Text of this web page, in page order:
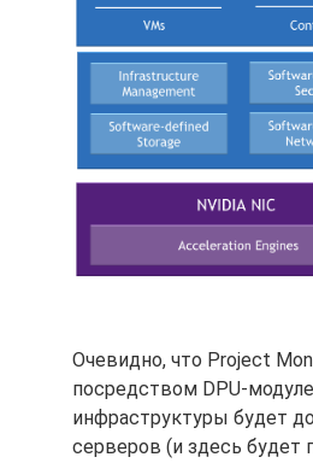
Очевидно, что Project
посредством DPU-
инфраструктуры будет
серверов (и здесь будет